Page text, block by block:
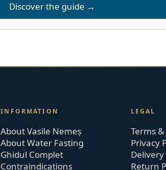
Discover the guide →
INFORMATION
About Vasile Nemeș
About Water Fasting
Ghidul Complet
Contraindications
LEGAL
Terms
Privacy
Delivery
Return